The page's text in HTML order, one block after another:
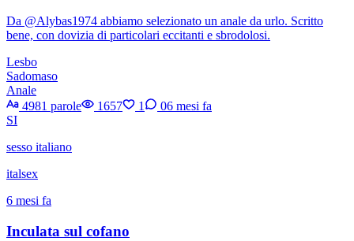
Da @Alybas1974 abbiamo selezionato un anale da urlo. Scritto
bene, con dovizia di particolari eccitanti e sbrodolosi.
Lesbo
Sadomaso
Anale
4981 parole
1657 1 06 mesi fa
SI
sesso italiano
italsex
6 mesi fa
Inculata sul cofano